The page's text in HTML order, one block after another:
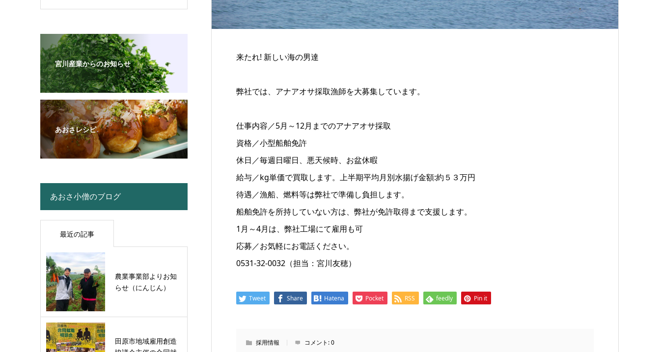
来たれ! 新しい海の男達
弊社では、アナアオサ採取漁師を大募集しています。
仕事内容／5月～12月までのアナアオサ採取
資格／小型船舶免許
休日／毎週日曜日、悪天候時、お盆休暇
給与／kg単価で買取します。上半期平均月別水揚げ金額:約５３万円
待遇／漁船、燃料等は弊社で準備し負担します。
船舶免許を所持していない方は、弊社が免許取得まで支援します。
1月～4月は、弊社工場にて雇用も可
応募／お気軽にお電話ください。
0531-32-0032（担当：宮川友穂）
Tweet Share Hatena Pocket RSS feedly Pin it
採用情報 コメント:0
宮川産業からのお知らせ
あおさレシピ
あおさ小僧のブログ
最近の記事
農業事業部よりお知
らせ（にんじん）
田原市地域雇用創造